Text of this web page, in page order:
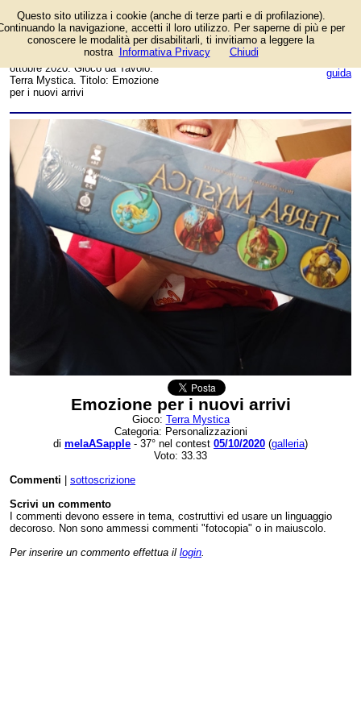
guida
Foto dell'autore melaASapple
candidata al contest
fotografico su FotoGiochi.
Data inserimento: lunedì 5
ottobre 2020. Gioco da Tavolo:
Terra Mystica. Titolo: Emozione
per i nuovi arrivi
Emozione per i nuovi arrivi
Gioco: Terra Mystica
Categoria: Personalizzazioni
di melaASapple - 37° nel contest 05/10/2020 (galleria)
Voto: 33.33
Commenti | sottoscrizione
Scrivi un commento
I commenti devono essere in tema, costruttivi ed usare un linguaggio
decoroso. Non sono ammessi commenti "fotocopia" o in maiuscolo.
Per inserire un commento effettua il login
Questo sito utilizza i cookie (anche di terze parti e di profilazione).
la navigazione, accetti il loro utilizzo. Per saperne di più e per
conoscere le modalità per disabilitarli, ti invitiamo a leggere la
nostra
Informativa Privacy Chiudi